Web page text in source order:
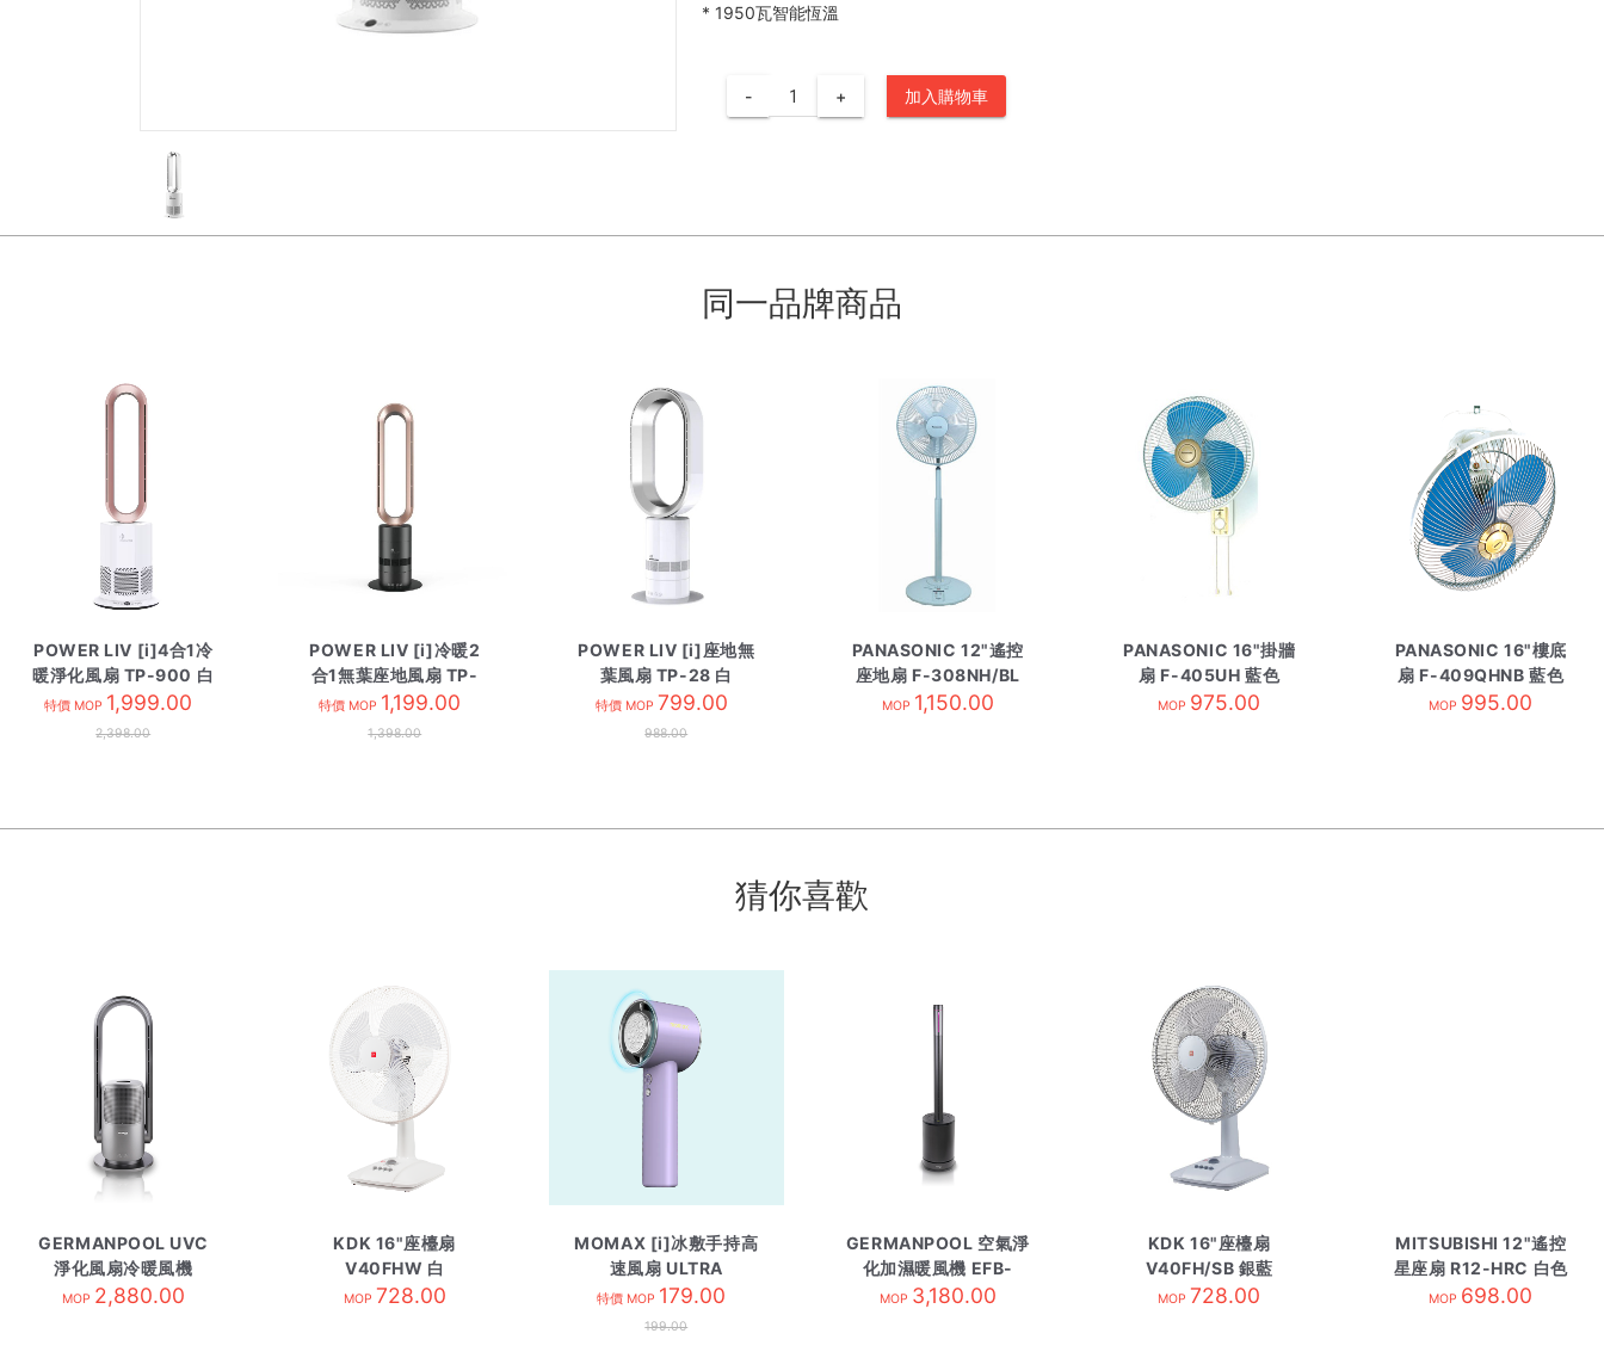
* 1950瓦智能恆溫
- + 加入購物車
同一品牌商品
POWER LIV [i]4合1冷
暖淨化風扇 TP-900 白
特價 MOP 1,999.00
2,398.00
POWER LIV [i]冷暖2
合1無葉座地風扇 TP-
08 黑
特價 MOP 1,199.00
1,398.00
POWER LIV [i]座地無
葉風扇 TP-28 白
特價 MOP 799.00
988.00
PANASONIC 12"遙控
座地扇 F-308NH/BL
粉藍
MOP 1,150.00
PANASONIC 16"掛牆
扇 F-405UH 藍色
MOP 975.00
PANASONIC 16"樓底
扇 F-409QHNB 藍色
MOP 995.00
猜你喜歡
GERMANPOOL UVC
淨化風扇冷暖風機
EFB-PCTH 銀
MOP 2,880.00
KDK 16"座檯扇
V40FHW 白
MOP 728.00
MOMAX [i]冰敷手持高
速風扇 ULTRA
FREEZE 紫色
特價 MOP 179.00
199.00
GERMANPOOL 空氣淨
化加濕暖風機 EFB-
P35HM
MOP 3,180.00
KDK 16"座檯扇
V40FH/SB 銀藍
MOP 728.00
MITSUBISHI 12"遙控
星座扇 R12-HRC 白色
MOP 698.00